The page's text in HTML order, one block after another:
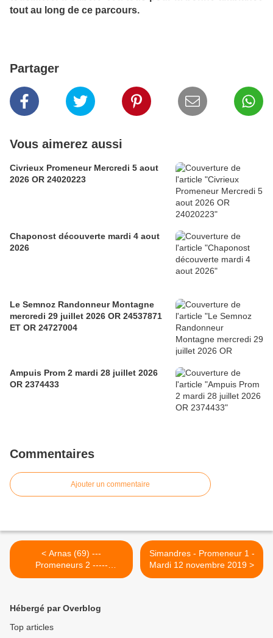
tout au long de ce parcours.
Partager
Vous aimerez aussi
Civrieux Promeneur Mercredi 5 aout
2026 OR 24020223
Chaponost découverte mardi 4 aout
2026
Le Semnoz Randonneur Montagne
mercredi 29 juillet 2026 OR 24537871
ET OR 24727004
Ampuis Prom 2 mardi 28 juillet 2026
OR 2374433
Commentaires
Ajouter un commentaire
< Arnas (69) ---
Promeneurs 2 -----
Mercredi 6 Novembre
Simandres - Promeneur 1 -
Mardi 12 novembre 2019 >
Hébergé par Overblog
Top articles